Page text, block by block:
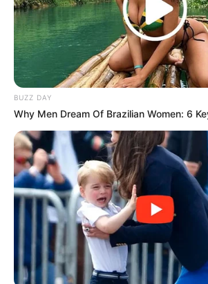
(foto: ocn)
SINOPSIS TIMES
Drama ini bercerita tentang Lee Jin Woo
sama-sama bekerja sebagai wartawan.
BUZZ DAY
Why Men Dream Of Brazilian Women: 6